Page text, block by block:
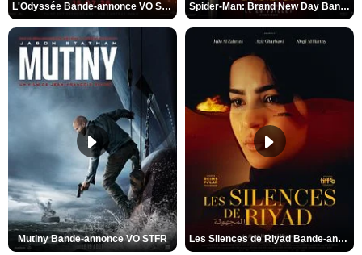
L'Odyssée Bande-annonce VO STFR Spider-Man: Brand New Day Bande-annonce VO STFR
Mutiny Bande-annonce VO STFR Les Silences de Riyad Bande-annonce VO STFR